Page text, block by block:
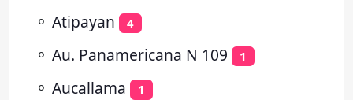
⚬ Atipayan 4
⚬ Au. Panamericana N 109 1
⚬ Aucallama 1